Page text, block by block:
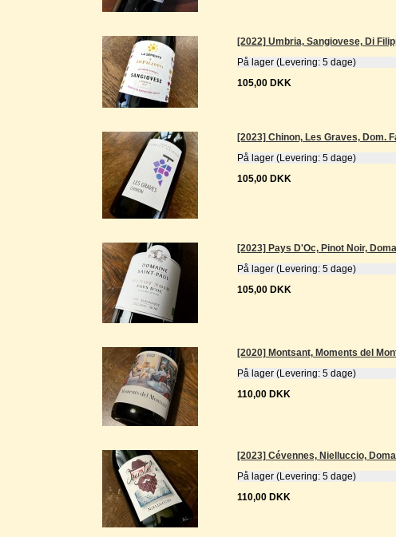
[2022] Umbria, Sangiovese, Di
På lager (Levering: 5 dage)
105,00 DKK
[2023] Chinon, Les Graves, Dom.
På lager (Levering: 5 dage)
105,00 DKK
[2023] Pays D'Oc, Pinot Noir,
På lager (Levering: 5 dage)
105,00 DKK
[2020] Montsant, Moments del
På lager (Levering: 5 dage)
110,00 DKK
[2023] Cévennes, Nielluccio,
På lager (Levering: 5 dage)
110,00 DKK